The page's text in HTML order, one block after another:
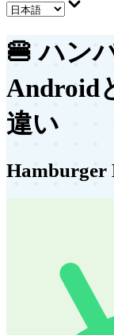
🍔 ハン
Android
違い
Hamburger